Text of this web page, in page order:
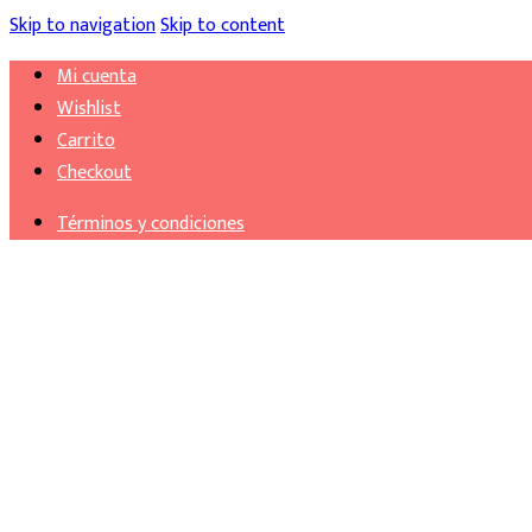
Skip to navigationSkip to content
Mi cuenta
Wishlist
Carrito
Checkout
Términos y condiciones